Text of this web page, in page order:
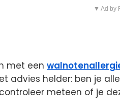
▼ Ad by
met een
advies helder: ben je
meteen of je